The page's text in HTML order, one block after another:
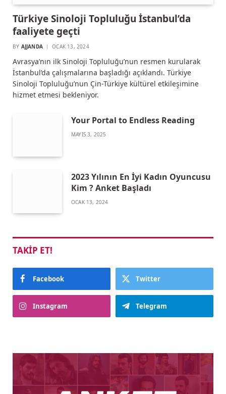
Türkiye Sinoloji Topluluğu İstanbul’da
faaliyete geçti
BY AJJANDA OCAK 13, 2024
Avrasya’nın ilk Sinoloji Topluluğu’nun resmen kurularak
İstanbul’da çalışmalarına başladığı açıklandı. Türkiye
Sinoloji Topluluğu’nun Çin-Türkiye kültürel etkileşimine
hizmet etmesi bekleniyor.
Your Portal to Endless Reading
MAYIS 3, 2025
2023 Yılının En İyi Kadın Oyuncusu
Kim ? Anket Başladı
OCAK 13, 2024
TAKIP ET!
Facebook Twitter
Instagram Telegram